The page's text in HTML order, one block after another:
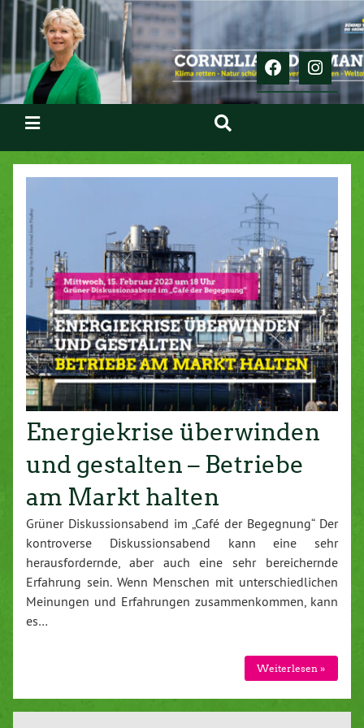
Energiekrise überwinden
und gestalten – Betriebe
am Markt halten
Grüner Diskussionsabend im „Café der Begegnung“ Der
kontroverse Diskussionsabend kann eine sehr
herausfordernde, aber auch eine sehr bereichernde
Erfahrung sein. Wenn Menschen mit unterschiedlichen
Meinungen und Erfahrungen zusammenkommen, kann
es…
Weiterlesen »